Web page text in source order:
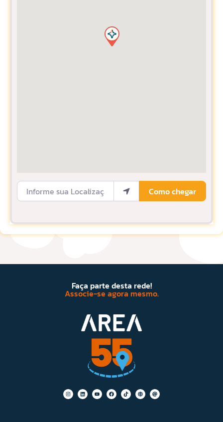
Informe sua Localização
Como chegar
Faça parte desta rede!
Associe-se agora mesmo.